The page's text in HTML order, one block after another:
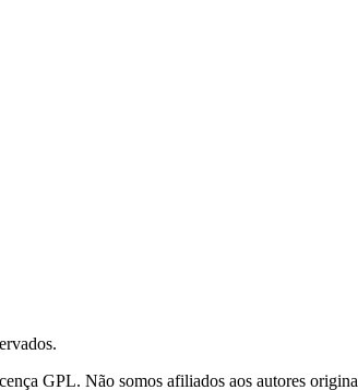
GPL. Não somos afiliados aos autores